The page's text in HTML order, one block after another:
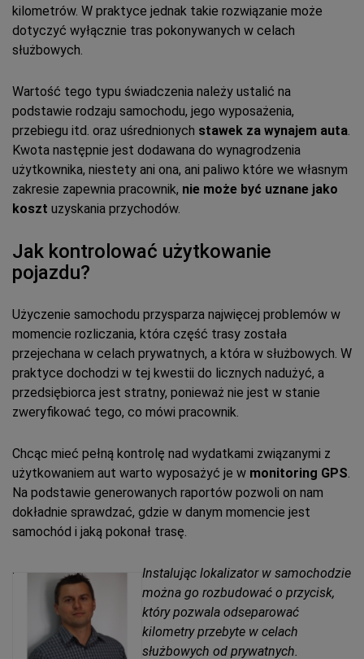
kilometrów. W praktyce jednak takie rozwiązanie może
dotyczyć wyłącznie tras pokonywanych w celach
służbowych.
Wartość tego typu świadczenia należy ustalić na
podstawie rodzaju samochodu, jego wyposażenia,
przebiegu itd. oraz uśrednionych stawek za wynajem auta.
Kwota następnie jest dodawana do wynagrodzenia
użytkownika, niestety ani ona, ani paliwo które we własnym
zakresie zapewnia pracownik, nie może być uznane jako
koszt uzyskania przychodów.
Jak kontrolować użytkowanie
pojazdu?
Użyczenie samochodu przysparza najwięcej problemów w
momencie rozliczania, która część trasy została
przejechana w celach prywatnych, a która w służbowych. W
praktyce dochodzi w tej kwestii do licznych nadużyć, a
przedsiębiorca jest stratny, ponieważ nie jest w stanie
zweryfikować tego, co mówi pracownik.
Chcąc mieć pełną kontrolę nad wydatkami związanymi z
użytkowaniem aut warto wyposażyć je w monitoring GPS.
Na podstawie generowanych raportów pozwoli on nam
dokładnie sprawdzać, gdzie w danym momencie jest
samochód i jaką pokonał trasę.
Instalując lokalizator w samochodzie
można go rozbudować o przycisk,
który pozwala odseparować
kilometry przebyte w celach
służbowych od prywatnych.